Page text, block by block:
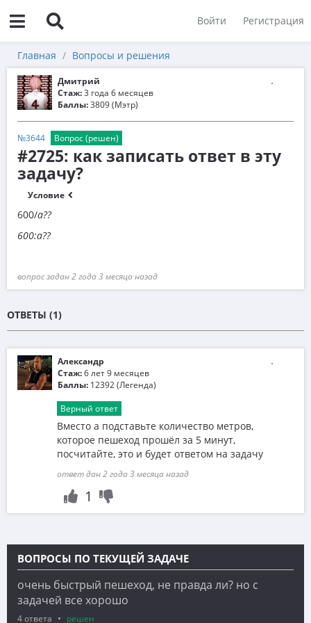
Войти Регистрация
Главная Вопросы и решения
Дмитрий
Стаж:3 года 6 месяцев
Баллы:3809 (Мэтр)
№3644 Вопрос (решен)
#2725: как записать ответ в эту
задачу?
Условие
600/a??
600:a??
вопрос задан 2 года 3 месяца назад
ОТВЕТЫ (1)
Александр
Стаж:6 лет 9 месяцев
Баллы: 12392 (Легенда)
Верный ответ
Вместо a подставьте количество метров,
которое пешеход прошёл за 5 минут,
посчитайте, это и будет ответом на задачу
ответ дан 2 года 3 месяца назад
1
ВОПРОСЫ ПО ТЕКУЩЕЙ ЗАДАЧЕ
очень быстрый пешеход, не правда ли? но с
задачей все хорошо
4 ответа решен